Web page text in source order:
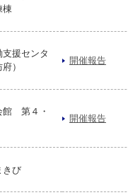
棟
援センタ
）
開催報告
館 第４・
開催報告
きび